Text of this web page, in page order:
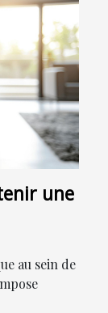
une
au sein de